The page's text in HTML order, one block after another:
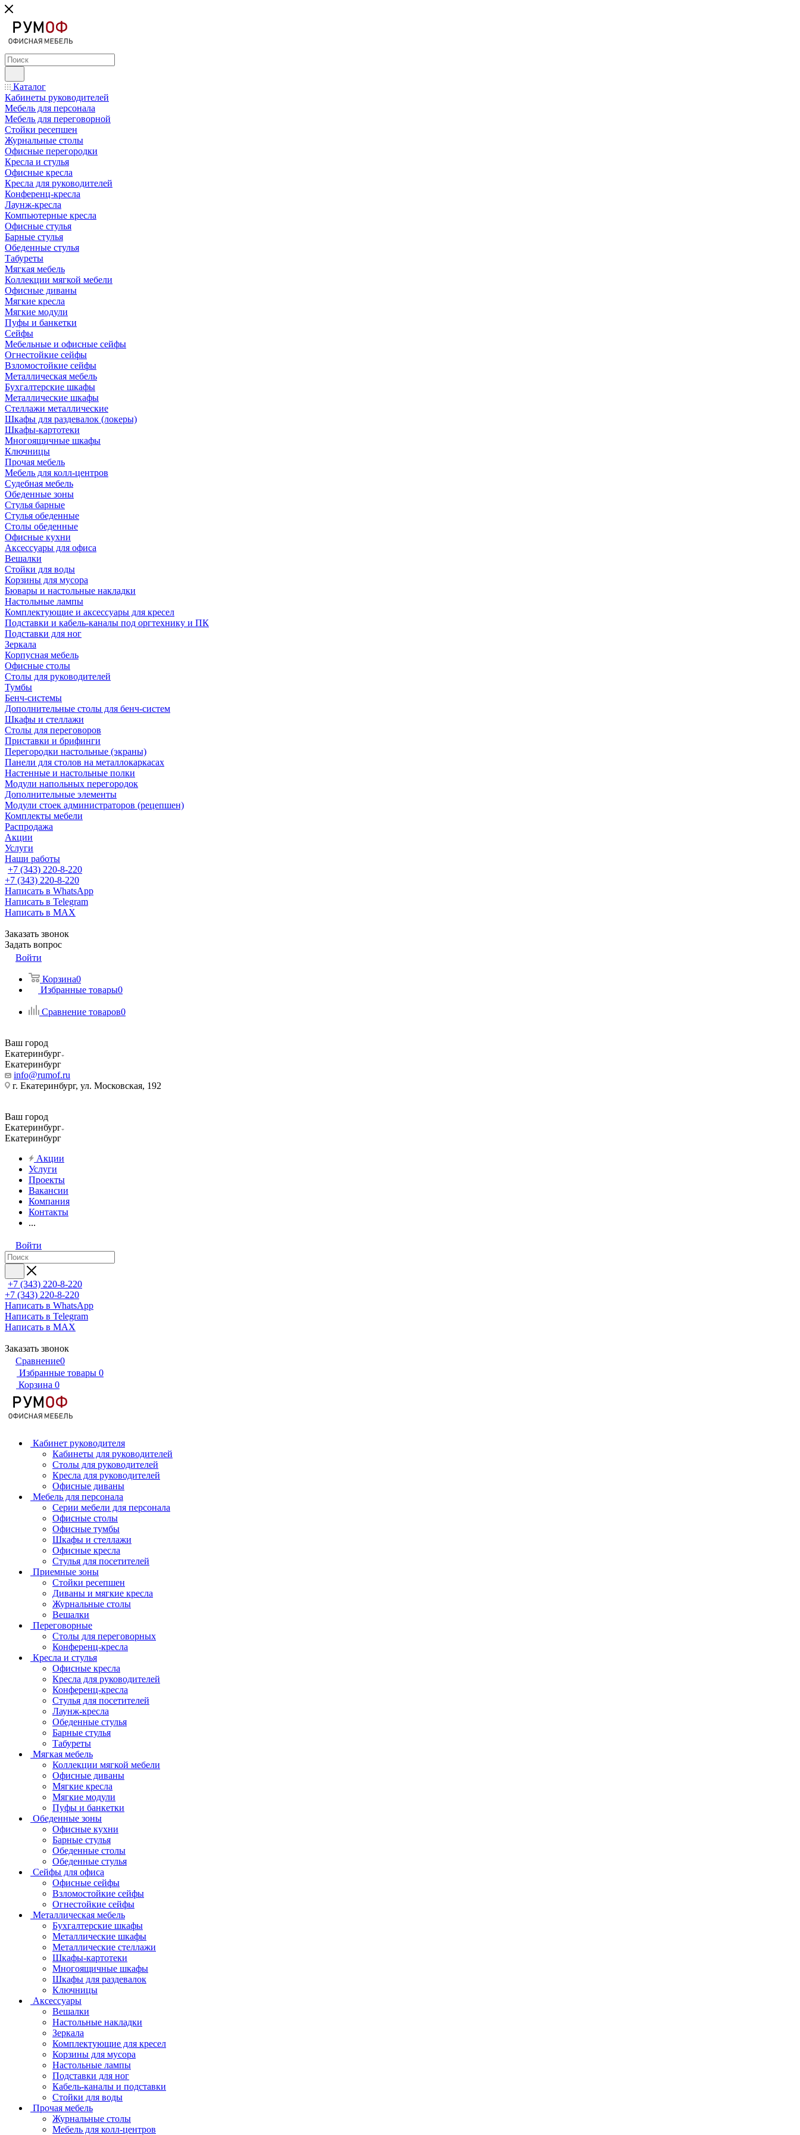
Каталог
Кабинеты руководителей
Мебель для персонала
Мебель для переговорной
Стойки ресепшен
Журнальные столы
Офисные перегородки
Кресла и стулья
Офисные кресла
Кресла для руководителей
Конференц-кресла
Лаунж-кресла
Компьютерные кресла
Офисные стулья
Барные стулья
Обеденные стулья
Табуреты
Мягкая мебель
Коллекции мягкой мебели
Офисные диваны
Мягкие кресла
Мягкие модули
Пуфы и банкетки
Сейфы
Мебельные и офисные сейфы
Огнестойкие сейфы
Взломостойкие сейфы
Металлическая мебель
Бухгалтерские шкафы
Металлические шкафы
Стеллажи металлические
Шкафы для раздевалок (локеры)
Шкафы-картотеки
Многоящичные шкафы
Ключницы
Прочая мебель
Мебель для колл-центров
Судебная мебель
Обеденные зоны
Стулья барные
Стулья обеденные
Столы обеденные
Офисные кухни
Аксессуары для офиса
Вешалки
Стойки для воды
Корзины для мусора
Бювары и настольные накладки
Настольные лампы
Комплектующие и аксессуары для кресел
Подставки и кабель-каналы под оргтехнику и ПК
Подставки для ног
Зеркала
Корпусная мебель
Офисные столы
Столы для руководителей
Тумбы
Бенч-системы
Дополнительные столы для бенч-систем
Шкафы и стеллажи
Столы для переговоров
Приставки и брифинги
Перегородки настольные (экраны)
Панели для столов на металлокаркасах
Настенные и настольные полки
Модули напольных перегородок
Дополнительные элементы
Модули стоек администраторов (рецепшен)
Комплекты мебели
Распродажа
Акции
Услуги
Наши работы
+7 (343) 220-8-220
+7 (343) 220-8-220
Написать в WhatsApp
Написать в Telegram
Написать в MAX
Заказать звонок
Задать вопрос
Войти
Корзина0
Избранные товары0
Сравнение товаров0
Ваш город
Екатеринбург
Екатеринбург
info@rumof.ru
г. Екатеринбург, ул. Московская, 192
Ваш город
Екатеринбург
Екатеринбург
Акции
Услуги
Проекты
Вакансии
Компания
Контакты
...
Войти
+7 (343) 220-8-220
+7 (343) 220-8-220
Написать в WhatsApp
Написать в Telegram
Написать в MAX
Заказать звонок
Сравнение0
Избранные товары 0
Корзина 0
Кабинет руководителя
Кабинеты для руководителей
Столы для руководителей
Кресла для руководителей
Офисные диваны
Мебель для персонала
Серии мебели для персонала
Офисные столы
Офисные тумбы
Шкафы и стеллажи
Офисные кресла
Стулья для посетителей
Приемные зоны
Стойки ресепшен
Диваны и мягкие кресла
Журнальные столы
Вешалки
Переговорные
Столы для переговорных
Конференц-кресла
Кресла и стулья
Офисные кресла
Кресла для руководителей
Конференц-кресла
Стулья для посетителей
Лаунж-кресла
Обеденные стулья
Барные стулья
Табуреты
Мягкая мебель
Коллекции мягкой мебели
Офисные диваны
Мягкие кресла
Мягкие модули
Пуфы и банкетки
Обеденные зоны
Офисные кухни
Барные стулья
Обеденные столы
Обеденные стулья
Сейфы для офиса
Офисные сейфы
Взломостойкие сейфы
Огнестойкие сейфы
Металлическая мебель
Бухгалтерские шкафы
Металлические шкафы
Металлические стеллажи
Шкафы-картотеки
Многоящичные шкафы
Шкафы для раздевалок
Ключницы
Аксессуары
Вешалки
Настольные накладки
Зеркала
Комплектующие для кресел
Корзины для мусора
Настольные лампы
Подставки для ног
Кабель-каналы и подставки
Стойки для воды
Прочая мебель
Журнальные столы
Мебель для колл-центров